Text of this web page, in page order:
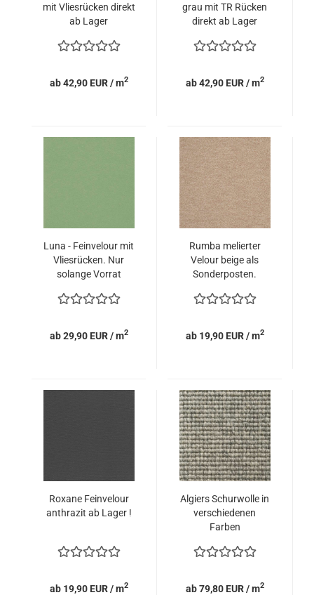
mit Vliesrücken direkt
ab Lager
ab 42,90 EUR / m2
grau mit TR Rücken
direkt ab Lager
ab 42,90 EUR / m2
Luna - Feinvelour mit
Vliesrücken. Nur
solange Vorrat
ab 29,90 EUR / m2
Rumba melierter
Velour beige als
Sonderposten.
ab 19,90 EUR / m2
Roxane Feinvelour
anthrazit ab Lager !
ab 19,90 EUR / m2
Algiers Schurwolle in
verschiedenen
Farben
ab 79,80 EUR / m2